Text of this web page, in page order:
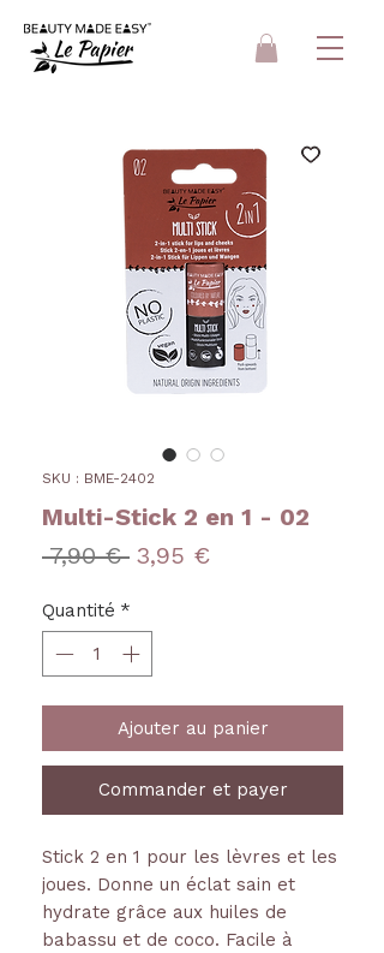
SKU : BME-2402
Multi-Stick 2 en 1 - 02
7,90 € Prix
3,95 €Prix
Quantité *
Ajouter au panier
Commander et payer
Stick 2 en 1 pour les lèvres et les
joues. Donne un éclat sain et
hydrate grâce aux huiles de
babassu et de coco. Facile à